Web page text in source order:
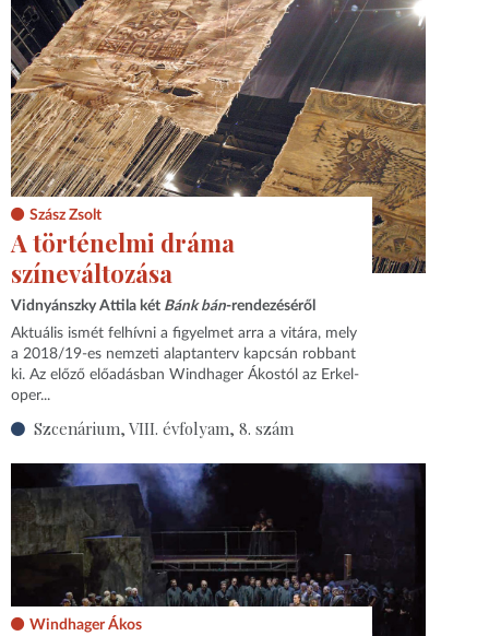
Szász Zsolt
A történelmi dráma
színeváltozása
Vidnyánszky Attila két Bánk bán-rendezéséről
Aktuális ismét felhívni a figyelmet arra a vitára, mely
a 2018/19‑es nemzeti alaptanterv kapcsán robbant
ki. Az előző előadásban Windhager Ákostól az Erkel-
oper...
Szcenárium, VIII. évfolyam, 8. szám
Windhager Ákos